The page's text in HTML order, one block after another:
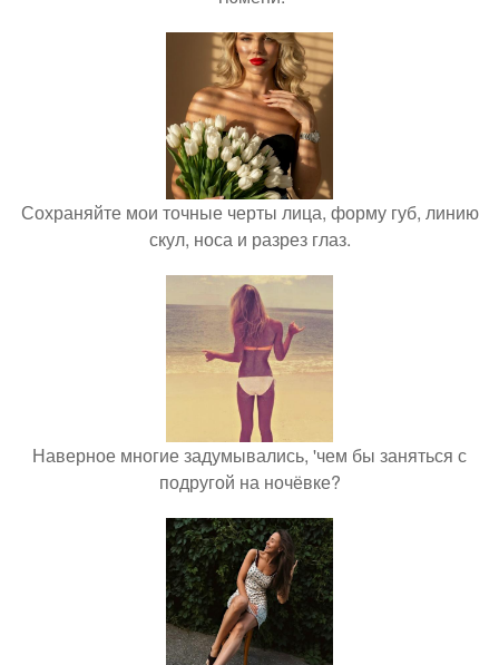
Сохраняйте мои точные черты лица, форму губ, линию
скул, носа и разрез глаз.
Наверное многие задумывались, 'чем бы заняться с
подругой на ночёвке?